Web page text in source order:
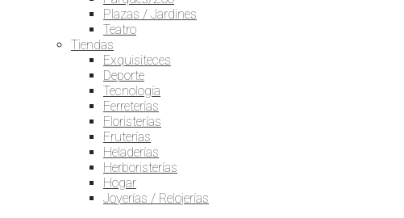
Plazas / Jardines
Teatro
Tiendas
Exquisiteces
Deporte
Tecnología
Ferreterías
Floristerías
Fruterías
Heladerías
Herboristerías
Hogar
Joyerías / Relojerías